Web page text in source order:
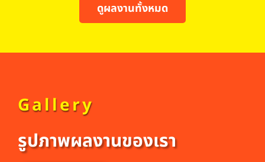
ดูผลงานทั้งหมด
Gallery
รูปภาพผลงานของเรา